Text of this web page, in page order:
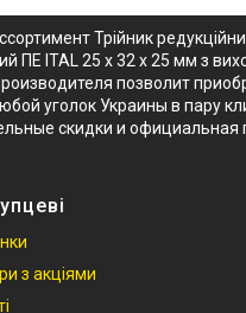
Трійник
ПЕ ITAL 25 x 32 x 25 мм з
позволит
уголок Украины в пару
скидки и
з акціями